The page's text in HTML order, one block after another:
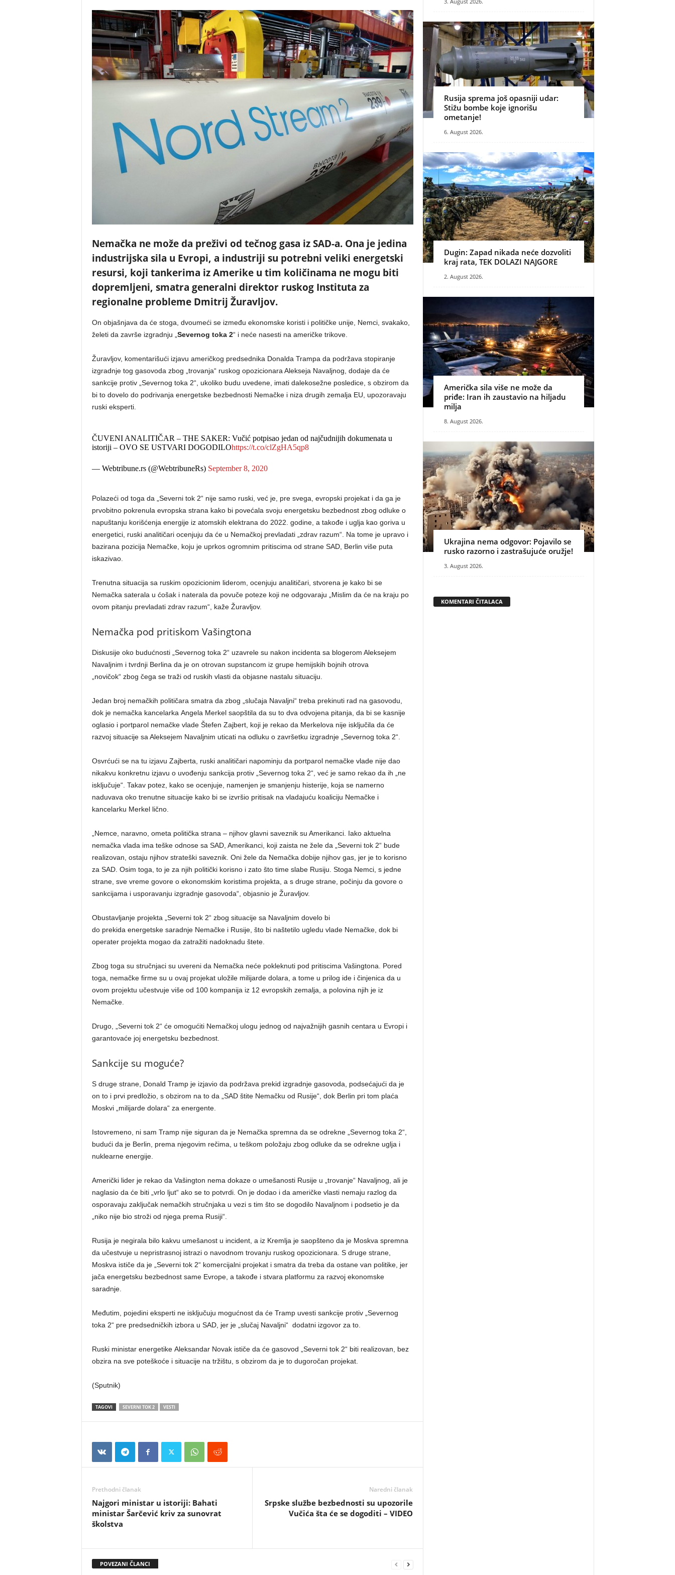
Nemačka ne može da preživi od tečnog gasa iz SAD-a. Ona je jedina
industrijska sila u Evropi, a industriji su potrebni veliki energetski
resursi, koji tankerima iz Amerike u tim količinama ne mogu biti
dopremljeni, smatra generalni direktor ruskog Instituta za
regionalne probleme Dmitrij Žuravljov.
On objašnjava da će stoga, dvoumeći se između ekonomske koristi i političke unije, Nemci, svakako,
želeti da završe izgradnju „ Severnog toka 2“ i neće nasesti na američke trikove.
Žuravljov, komentarišući izjavu američkog predsednika Donalda Trampa da podržava stopiranje
izgradnje tog gasovoda zbog „trovanja“ ruskog opozicionara Alekseja Navaljnog, dodaje da će
sankcije protiv „Severnog toka 2“, ukoliko budu uvedene, imati dalekosežne posledice, s obzirom da
bi to dovelo do podrivanja energetske bezbednosti Nemačke i niza drugih zemalja EU, upozoravaju
ruski eksperti.
ČUVENI ANALITIČAR – THE SAKER: Vučić potpisao jedan od najčudnijih dokumenata u
istoriji – OVO SE USTVARI DOGODILOhttps://t.co/clZgHA5qp8
— Webtribune.rs (@WebtribuneRs) September 8, 2020
Polazeći od toga da „Severni tok 2“ nije samo ruski, već je, pre svega, evropski projekat i da ga je
prvobitno pokrenula evropska strana kako bi povećala svoju energetsku bezbednost zbog odluke o
napuštanju korišćenja energije iz atomskih elektrana do 2022. godine, a takođe i uglja kao goriva u
energetici, ruski analitičari ocenjuju da će u Nemačkoj prevladati „zdrav razum“. Na tome je upravo i
bazirana pozicija Nemačke, koju je uprkos ogromnim pritiscima od strane SAD, Berlin više puta
iskazivao.
Trenutna situacija sa ruskim opozicionim liderom, ocenjuju analitičari, stvorena je kako bi se
Nemačka saterala u ćošak i naterala da povuče poteze koji ne odgovaraju „Mislim da će na kraju po
ovom pitanju prevladati zdrav razum“, kaže Žuravljov.
Nemačka pod pritiskom Vašingtona
Diskusije oko budućnosti „Severnog toka 2“ uzavrele su nakon incidenta sa blogerom Aleksejem
Navaljnim i tvrdnji Berlina da je on otrovan supstancom iz grupe hemijskih bojnih otrova
„novičok“ zbog čega se traži od ruskih vlasti da objasne nastalu situaciju.
Jedan broj nemačkih političara smatra da zbog „slučaja Navaljni“ treba prekinuti rad na gasovodu,
dok je nemačka kancelarka Angela Merkel saopštila da su to dva odvojena pitanja, da bi se kasnije
oglasio i portparol nemačke vlade Štefen Zajbert, koji je rekao da Merkelova nije isključila da će
razvoj situacije sa Aleksejem Navaljnim uticati na odluku o završetku izgradnje „Severnog toka 2“.
Osvrćući se na tu izjavu Zajberta, ruski analitičari napominju da portparol nemačke vlade nije dao
nikakvu konkretnu izjavu o uvođenju sankcija protiv „Severnog toka 2“, već je samo rekao da ih „ne
isključuje“. Takav potez, kako se ocenjuje, namenjen je smanjenju histerije, koja se namerno
naduvava oko trenutne situacije kako bi se izvršio pritisak na vladajuću koaliciju Nemačke i
kancelarku Merkel lično.
„Nemce, naravno, ometa politička strana – njihov glavni saveznik su Amerikanci. Iako aktuelna
nemačka vlada ima teške odnose sa SAD, Amerikanci, koji zaista ne žele da „Severni tok 2“ bude
realizovan, ostaju njihov strateški saveznik. Oni žele da Nemačka dobije njihov gas, jer je to korisno
za SAD. Osim toga, to je za njih politički korisno i zato što time slabe Rusiju. Stoga Nemci, s jedne
strane, sve vreme govore o ekonomskim koristima projekta, a s druge strane, počinju da govore o
sankcijama i usporavanju izgradnje gasovoda“, objasnio je Žuravljov.
Obustavljanje projekta „Severni tok 2“ zbog situacije sa Navaljnim dovelo bi
do prekida energetske saradnje Nemačke i Rusije, što bi naštetilo ugledu vlade Nemačke, dok bi
operater projekta mogao da zatražiti nadoknadu štete.
Zbog toga su stručnjaci su uvereni da Nemačka neće pokleknuti pod pritiscima Vašingtona. Pored
toga, nemačke firme su u ovaj projekat uložile milijarde dolara, a tome u prilog ide i činjenica da u
ovom projektu učestvuje više od 100 kompanija iz 12 evropskih zemalja, a polovina njih je iz
Nemačke.
Drugo, „Severni tok 2“ će omogućiti Nemačkoj ulogu jednog od najvažnijih gasnih centara u Evropi i
garantovaće joj energetsku bezbednost.
Sankcije su moguće?
S druge strane, Donald Tramp je izjavio da podržava prekid izgradnje gasovoda, podsećajući da je
on to i prvi predložio, s obzirom na to da „SAD štite Nemačku od Rusije“, dok Berlin pri tom plaća
Moskvi „milijarde dolara“ za energente.
Istovremeno, ni sam Tramp nije siguran da je Nemačka spremna da se odrekne „Severnog toka 2“,
budući da je Berlin, prema njegovim rečima, u teškom položaju zbog odluke da se odrekne uglja i
nuklearne energije.
Američki lider je rekao da Vašington nema dokaze o umešanosti Rusije u „trovanje“ Navaljnog, ali je
naglasio da će biti „vrlo ljut“ ako se to potvrdi. On je dodao i da američke vlasti nemaju razlog da
osporavaju zaključak nemačkih stručnjaka u vezi s tim što se dogodilo Navaljnom i podsetio je da
„niko nije bio stroži od njega prema Rusiji“.
Rusija je negirala bilo kakvu umešanost u incident, a iz Kremlja je saopšteno da je Moskva spremna
da učestvuje u nepristrasnoj istrazi o navodnom trovanju ruskog opozicionara. S druge strane,
Moskva ističe da je „Severni tok 2“ komercijalni projekat i smatra da treba da ostane van politike, jer
jača energetsku bezbednost same Evrope, a takođe i stvara platformu za razvoj ekonomske
saradnje.
Međutim, pojedini eksperti ne isključuju mogućnost da će Tramp uvesti sankcije protiv „Severnog
toka 2“ pre predsedničkih izbora u SAD, jer je „slučaj Navaljni“ dodatni izgovor za to.
Ruski ministar energetike Aleksandar Novak ističe da će gasovod „Severni tok 2“ biti realizovan, bez
obzira na sve poteškoće i situacije na tržištu, s obzirom da je to dugoročan projekat.
(Sputnik)
TAGOVI SEVERNI TOK 2 VESTI
Prethodni članak
Najgori ministar u istoriji: Bahati
ministar Šarčević kriv za sunovrat
školstva
Naredni članak
Srpske službe bezbednosti su upozorile
Vučića šta će se dogoditi – VIDEO
POVEZANI ČLANCI
Rusija sprema još opasniji udar:
Stižu bombe koje ignorišu
ometanje!
6. August 2026.
Dugin: Zapad nikada neće dozvoliti
kraj rata, TEK DOLAZI NAJGORE
2. August 2026.
Američka sila više ne može da
priđe: Iran ih zaustavio na hiljadu
milja
8. August 2026.
Ukrajina nema odgovor: Pojavilo se
rusko razorno i zastrašujuće oružje!
3. August 2026.
KOMENTARI ČITALACA